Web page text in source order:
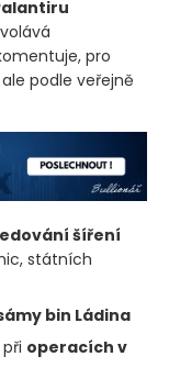
pro
podle veřejně
šíření
státních
bin Ládina
operacích v